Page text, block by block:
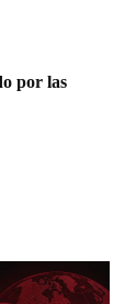
por las